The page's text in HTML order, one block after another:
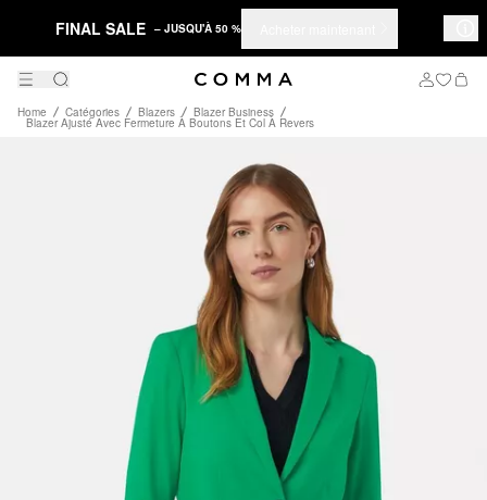
FINAL SALE – JUSQU'À 50 %
Home Catégories Blazers Blazer Business
Blazer Ajusté Avec Fermeture À Boutons Et Col À Revers